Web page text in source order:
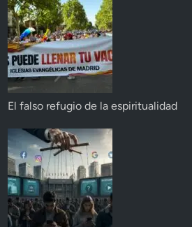
El falso refugio de la espiritualidad